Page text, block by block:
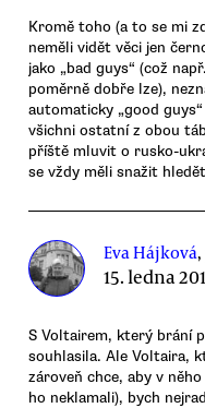
Kromě toho (a to se mi
neměli vidět věci jen
jako „bad guys“ (což
poměrně dobře lze),
automaticky „good
všichni ostatní z obou
příště mluvit o rusko-
se vždy měli snažit
Eva Hájková
15. ledna
S Voltairem, který brání
souhlasila. Ale Voltaira,
zároveň chce, aby v
ho neklamali), bych